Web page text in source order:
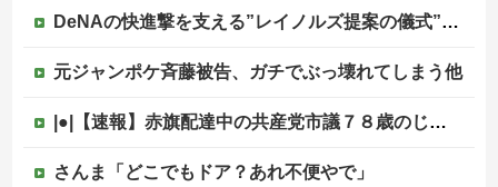
DeNAの快進撃を支える”レイノルズ提案の儀式” 決勝2ランの宮下が明かす「儀式を始めてから、チームが一つになっている」
元ジャンポケ斉藤被告、ガチでぶっ壊れてしまう他
|●|【速報】赤旗配達中の共産党市議７８歳のじいさん、左に寄りすぎたか車で民家当て逃げ
さんま「どこでもドア？あれ不便やで」